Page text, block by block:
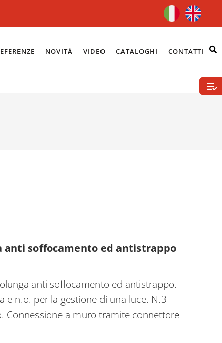
NOVITÀ VIDEO CATALOGHI CONTATTI
anti soffocamento ed antistrappo
anti soffocamento ed antistrappo.
e n.o. per la gestione di una luce. N.3
Connessione a muro tramite connettore